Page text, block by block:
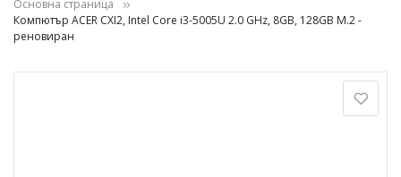
Основна страница
Компютър ACER CXI2, Intel Core i3-5005U 2.0 GHz, 8GB, 128GB M.2 -
реновиран